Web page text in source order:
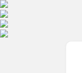
본문 바로가기